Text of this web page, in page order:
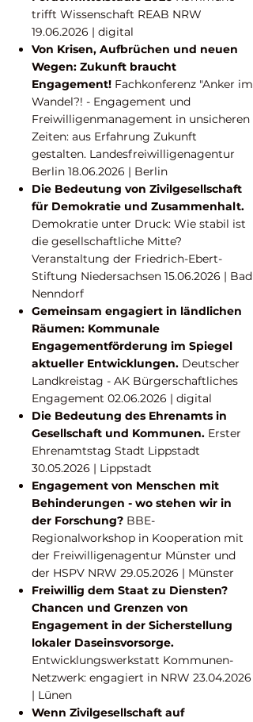
trifft Wissenschaft REAB NRW
19.06.2026 | digital
Von Krisen, Aufbrüchen und neuen
Wegen: Zukunft braucht
Engagement! Fachkonferenz "Anker im
Wandel?! - Engagement und
Freiwilligenmanagement in unsicheren
Zeiten: aus Erfahrung Zukunft
gestalten. Landesfreiwilligenagentur
Berlin 18.06.2026 | Berlin
Die Bedeutung von Zivilgesellschaft
für Demokratie und Zusammenhalt.
Demokratie unter Druck: Wie stabil ist
die gesellschaftliche Mitte?
Veranstaltung der Friedrich-Ebert-
Stiftung Niedersachsen 15.06.2026 | Bad
Nenndorf
Gemeinsam engagiert in ländlichen
Räumen: Kommunale
Engagementförderung im Spiegel
aktueller Entwicklungen. Deutscher
Landkreistag - AK Bürgerschaftliches
Engagement 02.06.2026 | digital
Die Bedeutung des Ehrenamts in
Gesellschaft und Kommunen. Erster
Ehrenamtstag Stadt Lippstadt
30.05.2026 | Lippstadt
Engagement von Menschen mit
Behinderungen - wo stehen wir in
der Forschung? BBE-
Regionalworkshop in Kooperation mit
der Freiwilligenagentur Münster und
der HSPV NRW 29.05.2026 | Münster
Freiwillig dem Staat zu Diensten?
Chancen und Grenzen von
Engagement in der Sicherstellung
lokaler Daseinsvorsorge.
Entwicklungswerkstatt Kommunen-
Netzwerk: engagiert in NRW 23.04.2026
| Lünen
Wenn Zivilgesellschaft auf